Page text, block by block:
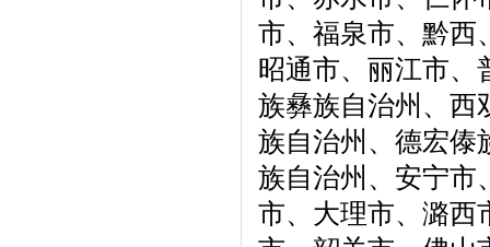
市、福泉市、黔西
昭通市、丽江市、
族彝族自治州、西
族自治州、德宏傣
族自治州、安宁市
市、大理市、潞西